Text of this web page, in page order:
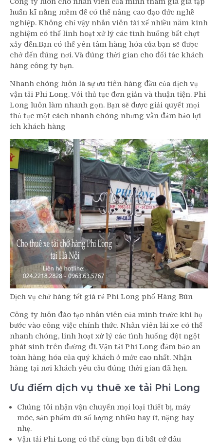
huấn kĩ năng mềm để có thể nâng cao đạo đức nghề
nghiệp. Không chỉ vậy nhân viên tài xế nhiều năm kinh
nghiệm có thể linh hoạt xử lý các tình huống bất chợt
xảy đến.Bạn có thể yên tâm hàng hóa của bạn sẽ được
chở đến đúng nơi. Và đúng thời gian cho đối tác khách
hàng công ty bạn.
Nhanh chóng luôn là sự ưu tiên hàng đầu của dịch vụ
vận tải Phi Long. Với thủ tục đơn giản và thuận tiện. Phi
Long luôn làm nhanh gọn. Bạn sẽ được giải quyết mọi
thủ tục một cách nhanh chóng nhưng vẫn đảm bảo lợi
ích khách hàng
Dịch vụ chở hàng tết giá rẻ Phi Long phố Hàng Bún
Công ty luôn đào tạo nhân viên của mình trước khi họ
bước vào công việc chính thức. Nhân viên lái xe có thể
nhanh chóng, linh hoạt xử lý các tình huống đột ngột
phát sinh trên đường đi. Vận tải Phi Long đảm bảo an
toàn hàng hóa của quý khách ở mức cao nhất. Nhận
hàng tại nơi khách yêu cầu đúng thời gian đã hẹn.
Ưu điểm dịch vụ thuê xe tải Phi Long
Chúng tôi nhận vận chuyển mọi loại thiết bị, máy
móc, sản phẩm dù số lượng nhiều hay ít, nặng hay
nhẹ.
Vận tải Phi Long có thể cùng bạn đi bất cứ đâu